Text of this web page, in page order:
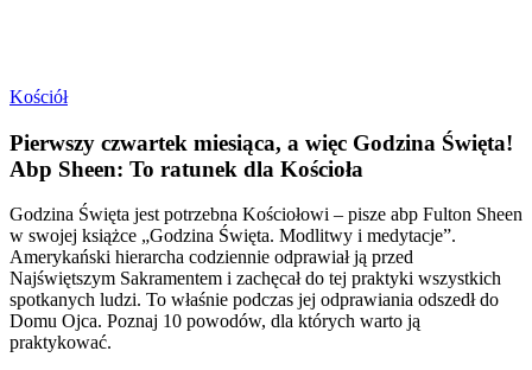
Kościół
Pierwszy czwartek miesiąca, a więc Godzina Święta!
Abp Sheen: To ratunek dla Kościoła
Godzina Święta jest potrzebna Kościołowi – pisze abp Fulton Sheen
w swojej książce „Godzina Święta. Modlitwy i medytacje”.
Amerykański hierarcha codziennie odprawiał ją przed
Najświętszym Sakramentem i zachęcał do tej praktyki wszystkich
spotkanych ludzi. To właśnie podczas jej odprawiania odszedł do
Domu Ojca. Poznaj 10 powodów, dla których warto ją
praktykować.